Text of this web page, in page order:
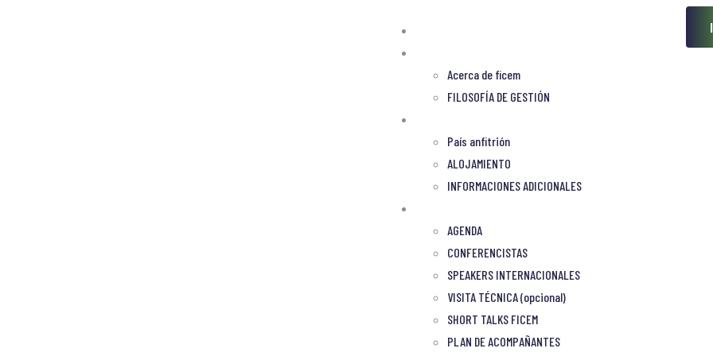
Acerca de ficem
FILOSOFÍA DE GESTIÓN
País anfitrión
ALOJAMIENTO
INFORMACIONES ADICIONALES
AGENDA
CONFERENCISTAS
SPEAKERS INTERNACIONALES
VISITA TÉCNICA (opcional)
SHORT TALKS FICEM
PLAN DE ACOMPAÑANTES